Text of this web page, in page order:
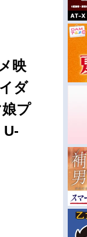
映
ダ
プ
U-